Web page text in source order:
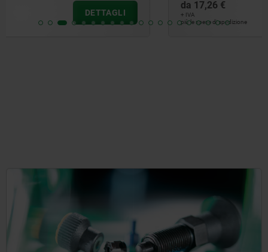
più le spese di spedizione
DETTAGLI